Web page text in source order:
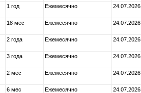
1 год Ежемесячно 24.07.2026
18 мес Ежемесячно 24.07.2026
2 года Ежемесячно 24.07.2026
3 года Ежемесячно 24.07.2026
2 мес Ежемесячно 24.07.2026
6 мес Ежемесячно 24.07.2026